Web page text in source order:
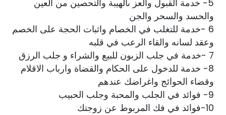
5- خدمة القبول والعز ىالهيبة والتحصين من العين
والحسد والسحر والجن
6 -خدمة للتغلب في الخصام واثبات الحجة على الخصم
وعقد لسانه والقاء الرعب في قلبه
7 -خدمة في جلب الزبون للبيع والشراء و جلب الرزق
8- خدمة للدخول على الحكام والقضاة وارباب الاقلام
وقضاء الحوائج واغراضك عندهم
9- فوائد في الجلب والمحبة وجلب الحبيب
10-فوائد في فك المربوط عن زوجتك